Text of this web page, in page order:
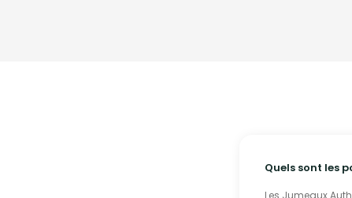
Quels sont les
Les Jumeaux